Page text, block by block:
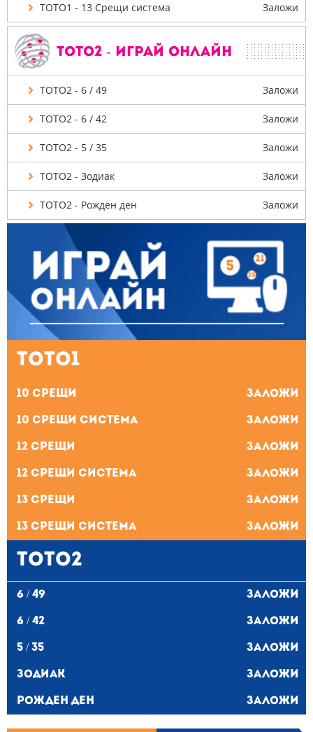
ТОТО1
10 Срещи Заложи
10 Срещи система Заложи
12 Срещи Заложи
12 Срещи система Заложи
13 Срещи Заложи
13 Срещи система Заложи
ТОТО2
6 / 49 Заложи
6 / 42 Заложи
5 / 35 Заложи
Зодиак Заложи
Рожден ден Заложи
ТОТО1 - 13 Срещи система Заложи
ТОТО2 - Играй онлайн
ТОТО2 - 6 / 49 Заложи
ТОТО2 - 6 / 42 Заложи
ТОТО2 - 5 / 35 Заложи
ТОТО2 - Зодиак Заложи
ТОТО2 - Рожден ден Заложи